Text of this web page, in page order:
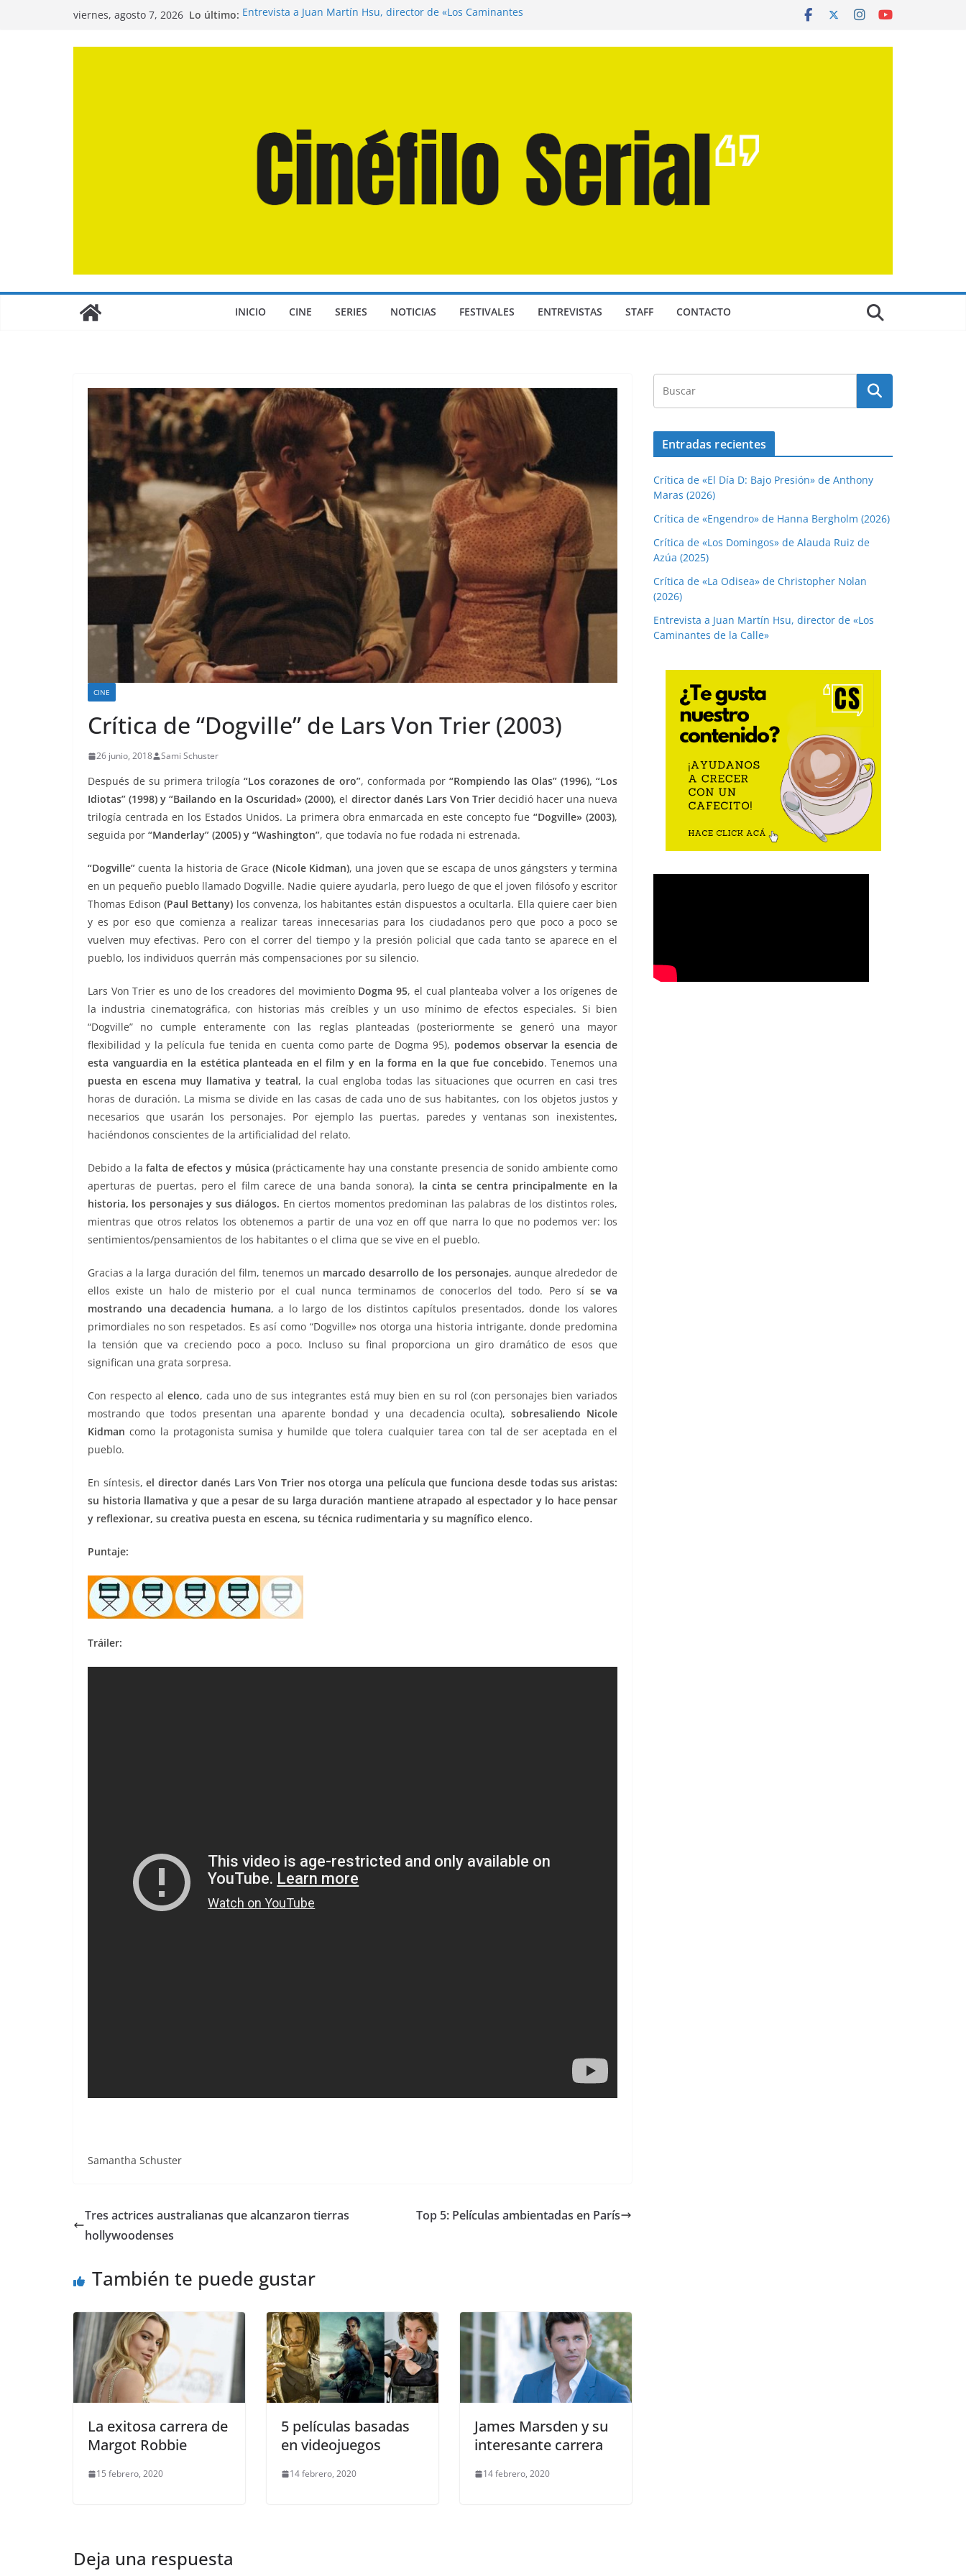
viernes, agosto 7, 2026 Lo último: Entrevista a Juan Martín Hsu, director de «Los Caminantes
INICIO CINE SERIES NOTICIAS FESTIVALES ENTREVISTAS STAFF CONTACTO
CINE
Crítica de “Dogville” de Lars Von Trier (2003)
26 junio, 2018 Sami Schuster
Después de su primera trilogía“Los corazones de oro”, conformada por “Rompiendo las Olas” (1996), “Los
Idiotas” (1998) y “Bailando en la Oscuridad» (2000), el director danés Lars Von Trierdecidió hacer una nueva
trilogía centrada en los Estados Unidos. La primera obra enmarcada en este concepto fue “Dogville» (2003),
seguida por “Manderlay” (2005) y “Washington”, que todavía no fue rodada ni estrenada.
“Dogville” cuenta la historia de Grace (Nicole Kidman), una joven que se escapa de unos gángsters y termina
en un pequeño pueblo llamado Dogville. Nadie quiere ayudarla, pero luego de que el joven filósofo y escritor
Thomas Edison(Paul Bettany) los convenza, los habitantes están dispuestos a ocultarla. Ella quiere caer bien
y es por eso que comienza a realizar tareas innecesarias para los ciudadanos pero que poco a poco se
vuelven muy efectivas. Pero con el correr del tiempo y la presión policial que cada tanto se aparece en el
pueblo, los individuos querrán más compensaciones por su silencio.
Lars Von Trier es uno de los creadores del movimiento Dogma 95, el cual planteaba volver a los orígenes de
la industria cinematográfica, con historias más creíbles y un uso mínimo de efectos especiales. Si bien
“Dogville” no cumple enteramente con las reglas planteadas (posteriormente se generó una mayor
flexibilidad y la película fue tenida en cuenta como parte de Dogma 95), podemos observar la esencia de
esta vanguardia en la estética planteada en el film y en la forma en la que fue concebido. Tenemos una
puesta en escena muy llamativa y teatral, la cual engloba todas las situaciones que ocurren en casi tres
horas de duración. La misma se divide en las casas de cada uno de sus habitantes, con los objetos justos y
necesarios que usarán los personajes. Por ejemplo las puertas, paredes y ventanas son inexistentes,
haciéndonos conscientes de la artificialidad del relato.
Debido a la falta de efectos y música (prácticamente hay una constante presencia de sonido ambiente como
aperturas de puertas, pero el film carece de una banda sonora), la cinta se centra principalmente en la
historia, los personajes y sus diálogos. En ciertos momentos predominan las palabras de los distintos roles,
mientras que otros relatos los obtenemos a partir de una voz en off que narra lo que no podemos ver: los
sentimientos/pensamientos de los habitantes o el clima que se vive en el pueblo.
Gracias a la larga duración del film, tenemos un marcado desarrollo de los personajes, aunque alrededor de
ellos existe un halo de misterio por el cual nunca terminamos de conocerlos del todo. Pero sí se va
mostrando una decadencia humana, a lo largo de los distintos capítulos presentados, donde los valores
primordiales no son respetados. Es así como “Dogville» nos otorga una historia intrigante, donde predomina
la tensión que va creciendo poco a poco. Incluso su final proporciona un giro dramático de esos que
significan una grata sorpresa.
Con respecto al elenco, cada uno de sus integrantes está muy bien en su rol (con personajes bien variados
mostrando que todos presentan una aparente bondad y una decadencia oculta),sobresaliendo Nicole
Kidman como la protagonista sumisa y humilde que tolera cualquier tarea con tal de ser aceptada en el
pueblo.
En síntesis, el director danés Lars Von Trier nos otorga una película que funciona desde todas sus aristas:
su historia llamativa y que a pesar de su larga duración mantiene atrapado al espectador y lo hace pensar
y reflexionar, su creativa puesta en escena, su técnica rudimentaria y su magnífico elenco.
Puntaje:
Tráiler:
Samantha Schuster
Tres actrices australianas que alcanzaron tierras
hollywoodenses
Top 5: Películas ambientadas en París
También te puede gustar
La exitosa carrera de
Margot Robbie
15 febrero, 2020
5 películas basadas
en videojuegos
14 febrero, 2020
James Marsden y su
interesante carrera
14 febrero, 2020
Deja una respuesta
Entradas recientes
Crítica de «El Día D: Bajo Presión» de Anthony
Maras (2026)
Crítica de «Engendro» de Hanna Bergholm (2026)
Crítica de «Los Domingos» de Alauda Ruiz de
Azúa (2025)
Crítica de «La Odisea» de Christopher Nolan
(2026)
Entrevista a Juan Martín Hsu, director de «Los
Caminantes de la Calle»